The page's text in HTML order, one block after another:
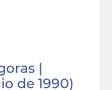
|
de 1990)